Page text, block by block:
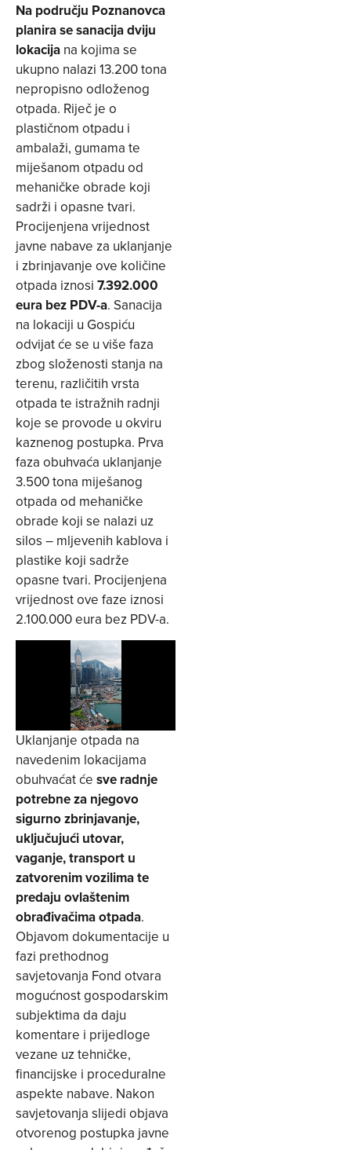
Na području Poznanovca
planira se sanacija dviju
lokacija na kojima se
ukupno nalazi 13.200 tona
nepropisno odloženog
otpada. Riječ je o
plastičnom otpadu i
ambalaži, gumama te
miješanom otpadu od
mehaničke obrade koji
sadrži i opasne tvari.
Procijenjena vrijednost
javne nabave za uklanjanje
i zbrinjavanje ove količine
otpada iznosi 7.392.000
eura bez PDV-a. Sanacija
na lokaciji u Gospiću
odvijat će se u više faza
zbog složenosti stanja na
terenu, različitih vrsta
otpada te istražnih radnji
koje se provode u okviru
kaznenog postupka. Prva
faza obuhvaća uklanjanje
3.500 tona miješanog
otpada od mehaničke
obrade koji se nalazi uz
silos – mljevenih kablova i
plastike koji sadrže
opasne tvari. Procijenjena
vrijednost ove faze iznosi
2.100.000 eura bez PDV-a.
Uklanjanje otpada na
navedenim lokacijama
obuhvaćat će sve radnje
potrebne za njegovo
sigurno zbrinjavanje,
uključujući utovar,
vaganje, transport u
zatvorenim vozilima te
predaju ovlaštenim
obrađivačima otpada.
Objavom dokumentacije u
fazi prethodnog
savjetovanja Fond otvara
mogućnost gospodarskim
subjektima da daju
komentare i prijedloge
vezane uz tehničke,
financijske i proceduralne
aspekte nabave. Nakon
savjetovanja slijedi objava
otvorenog postupka javne